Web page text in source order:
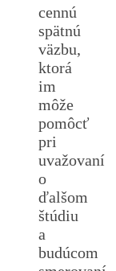
cennú
spätnú
väzbu,
ktorá
im
môže
pomôcť
pri
uvažovaní
o
ďalšom
štúdiu
a
budúcom